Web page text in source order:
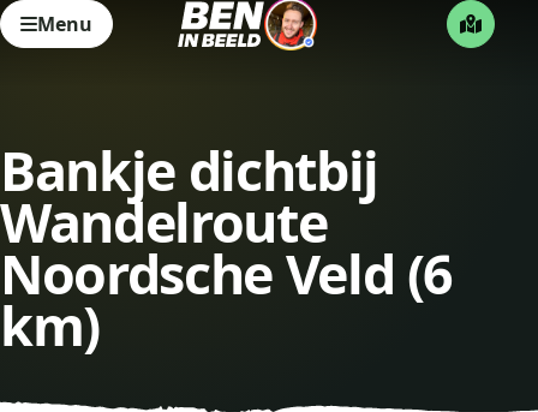
Menu
Bankje dichtbij
Wandelroute
Noordsche Veld (6
km)